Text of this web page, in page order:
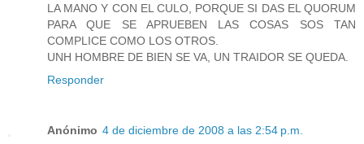
LA MANO Y CON EL CULO, PORQUE SI DAS EL QUORUM
PARA QUE SE APRUEBEN LAS COSAS SOS TAN
COMPLICE COMO LOS OTROS.
UNH HOMBRE DE BIEN SE VA, UN TRAIDOR SE QUEDA.
Responder
Anónimo 4 de diciembre de 2008 a las 2:54 p.m.